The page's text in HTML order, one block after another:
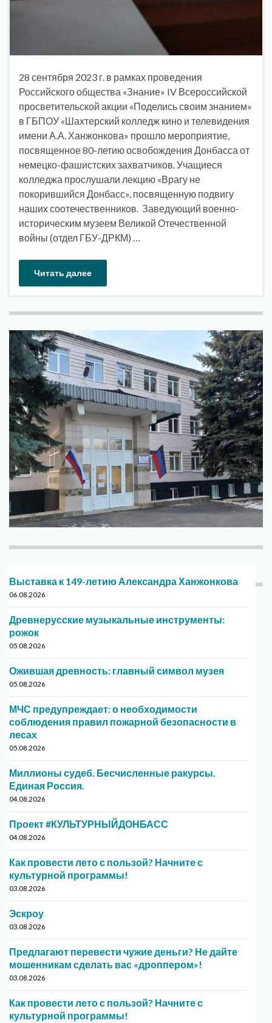
28 сентября 2023 г. в рамках проведения
Российского общества «Знание» IV Всероссийской
просветительской акции «Поделись своим знанием»
в ГБПОУ «Шахтерский колледж кино и телевидения
имени А.А. Ханжонкова» прошло мероприятие,
посвященное 80-летию освобождения Донбасса от
немецко-фашистских захватчиков. Учащиеся
колледжа прослушали лекцию «Врагу не
покорившийся Донбасс», посвященную подвигу
наших соотечественников. Заведующий военно-
историческим музеем Великой Отечественной
войны (отдел ГБУ-ДРКМ) …
Читать далее
Выставка к 149-летию Александра Ханжонкова
06.08.2026
Древнерусские музыкальные инструменты:
рожок
05.08.2026
Ожившая древность: главный символ музея
05.08.2026
МЧС предупреждает: о необходимости
соблюдения правил пожарной безопасности в
лесах
05.08.2026
Миллионы судеб. Бесчисленные ракурсы.
Единая Россия.
04.08.2026
Проект #КУЛЬТУРНЫЙДОНБАСС
04.08.2026
Как провести лето с пользой? Начните с
культурной программы!
03.08.2026
Эскроу
03.08.2026
Предлагают перевести чужие деньги? Не дайте
мошенникам сделать вас «дроппером»!
03.08.2026
Как провести лето с пользой? Начните с
культурной программы!